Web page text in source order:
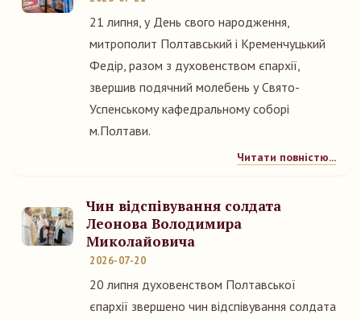
21 липня, у День свого народження,
митрополит Полтавський і Кременчуцький
Федір, разом з духовенством єпархії,
звершив подячний молебень у Свято-
Успенському кафедральному соборі
м.Полтави.
Читати повністю...
Чин відспівування солдата
Леонова Володимира
Миколайовича
2026-07-20
20 липня духовенством Полтавської
єпархії звершено чин відспівування солдата